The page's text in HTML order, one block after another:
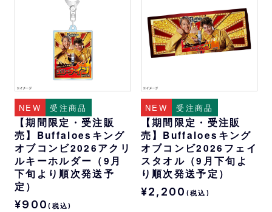
NEW 受注商品
【期間限定・受注販
売】Buffaloesキング
オブコンビ2026アクリ
ルキーホルダー（9月
下旬より順次発送予
定）
¥900(税込)
NEW 受注商品
【期間限定・受注販
売】Buffaloesキング
オブコンビ2026フェイ
スタオル（9月下旬よ
り順次発送予定）
¥2,200 (税込)